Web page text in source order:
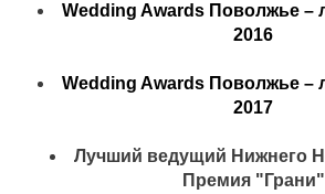
Wedding Awards Поволжье –
2016
Wedding Awards Поволжье –
2017
Лучший ведущий Нижнего
Премия "Грани"